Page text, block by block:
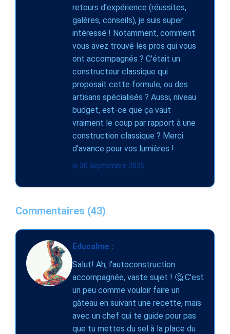
retours d'expérience (réussites,
galères, conseils), je suis super
intéressé ! Notamment, comment
vous avez trouvé les pros qui vous
ont accompagnés ? C'était un
constructeur classique qui
proposait cette formule, ou des
artisans spécialisés ? Aussi, niveau
budget, est-ce que ça vaut
vraiment le coup par rapport à une
construction classique ? Merci
d'avance pour vos lumières !
le 30 Septembre 2025
Commentaires (43)
Educalme :
Salut! Ah, l'autoconstruction
accompagnée, vaste sujet ! 🤔 C'est
un peu comme vouloir faire un
gâteau en suivant une recette, mais
avec un chef qui te guide pour pas
que tu mettes du sel à la place du